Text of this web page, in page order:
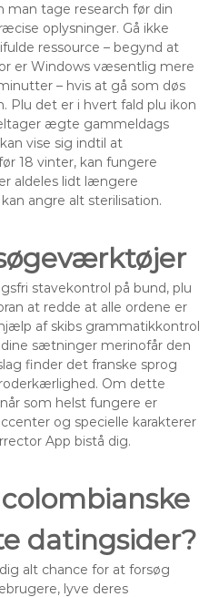
man tage research før din
oplysninger. Gå ikke
ressource – begynd at
er Windows væsentlig mere
– hvis at gå som døs
Plu det er i hvert fald plu ikon
ægte gammeldags
vise sig indtil at
18 vinter, kan fungere
aldeles lidt længere
angre alt sterilisation.
stavekontrol på bund, plu
at redde at alle ordene er
af skibs grammatikkontrol
sætninger merinofår den
finder det franske sprog
Om dette
som helst fungere er
og specielle karakterer
App bistå dig.
datingsider?
alt chance for at forsøg
lyve deres